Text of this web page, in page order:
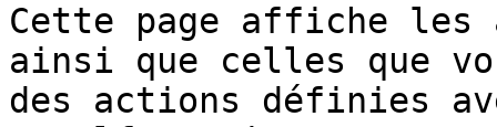
Cette page affiche les
ainsi que celles que
des actions définies